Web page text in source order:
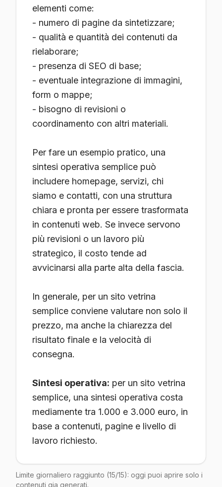
elementi come:
- numero di pagine da sintetizzare;
- qualità e quantità dei contenuti da
rielaborare;
- presenza di SEO di base;
- eventuale integrazione di immagini,
form o mappe;
- bisogno di revisioni o
coordinamento con altri materiali.
Per fare un esempio pratico, una
sintesi operativa semplice può
includere homepage, servizi, chi
siamo e contatti, con una struttura
chiara e pronta per essere trasformata
in contenuti web. Se invece servono
più revisioni o un lavoro più
strategico, il costo tende ad
avvicinarsi alla parte alta della fascia.
In generale, per un sito vetrina
semplice conviene valutare non solo il
prezzo, ma anche la chiarezza del
risultato finale e la velocità di
consegna.
Sintesi operativa: per un sito vetrina
semplice, una sintesi operativa costa
mediamente tra 1.000 e 3.000 euro, in
base a contenuti, pagine e livello di
lavoro richiesto.
Limite giornaliero raggiunto (15/15): oggi puoi aprire solo i
contenuti gia generati.